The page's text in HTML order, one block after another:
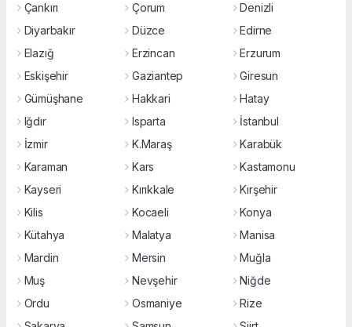
Çankırı
Çorum
Denizli
Diyarbakır
Düzce
Edirne
Elazığ
Erzincan
Erzurum
Eskişehir
Gaziantep
Giresun
Gümüşhane
Hakkari
Hatay
Iğdır
Isparta
İstanbul
İzmir
K.Maraş
Karabük
Karaman
Kars
Kastamonu
Kayseri
Kırıkkale
Kırşehir
Kilis
Kocaeli
Konya
Kütahya
Malatya
Manisa
Mardin
Mersin
Muğla
Muş
Nevşehir
Niğde
Ordu
Osmaniye
Rize